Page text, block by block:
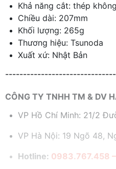
Khả năng cắt: thép
Chiều dài: 207mm
Khối lượng: 265g
Thương hiệu: Tsunoda
Xuất xứ: Nhật Bản
CÔNG TY TNHH TM & DV
VP Hồ Chí Minh: 21/2
VP Hà Nội: 19 Ngõ 48,
Hotline: 0983.767.458